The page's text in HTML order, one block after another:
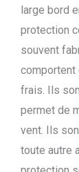
large bord
protection
souvent
comportent
frais. Ils
permet de
vent. Ils
toute autre